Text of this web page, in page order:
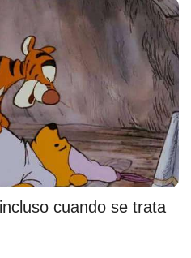
cuando se trata